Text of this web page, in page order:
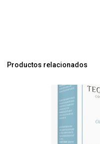
Productos relacionados